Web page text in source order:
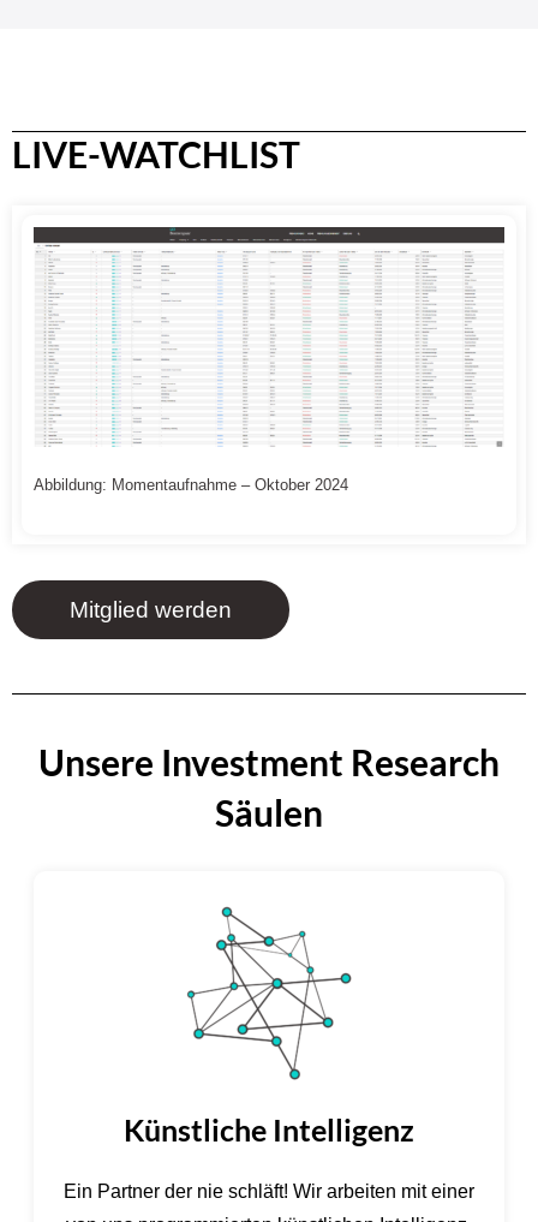
LIVE-WATCHLIST
Abbildung: Momentaufnahme – Oktober 2024
Mitglied werden
Unsere Investment Research
Säulen
Künstliche Intelligenz
Ein Partner der nie schläft! Wir arbeiten mit einer